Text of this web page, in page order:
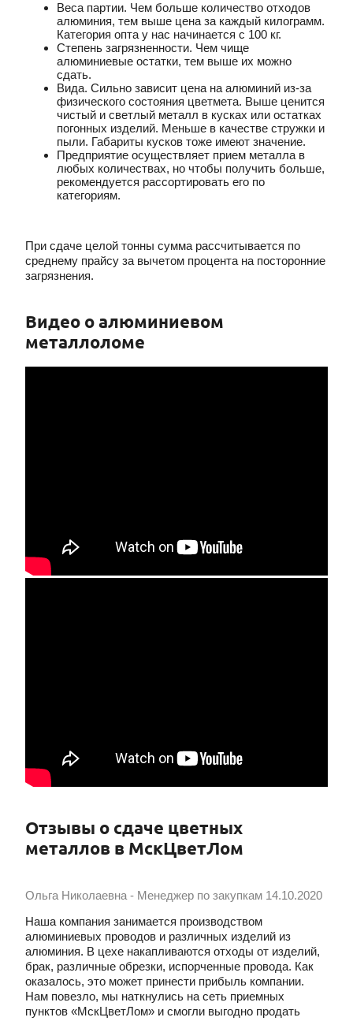
Веса партии. Чем больше количество отходов
алюминия, тем выше цена за каждый килограмм.
Категория опта у нас начинается с 100 кг.
Степень загрязненности. Чем чище
алюминиевые остатки, тем выше их можно
сдать.
Вида. Сильно зависит цена на алюминий из-за
физического состояния цветмета. Выше ценится
чистый и светлый металл в кусках или остатках
погонных изделий. Меньше в качестве стружки и
пыли. Габариты кусков тоже имеют значение.
Предприятие осуществляет прием металла в
любых количествах, но чтобы получить больше,
рекомендуется рассортировать его по
категориям.
При сдаче целой тонны сумма рассчитывается по
среднему прайсу за вычетом процента на посторонние
загрязнения.
Видео о алюминиевом
металлоломе
Отзывы о сдаче цветных
металлов в МскЦветЛом
Ольга Николаевна - Менеджер по закупкам 14.10.2020
Наша компания занимается производством
алюминиевых проводов и различных изделий из
алюминия. В цехе накапливаются отходы от изделий,
брак, различные обрезки, испорченные провода. Как
оказалось, это может принести прибыль компании.
Нам повезло, мы наткнулись на сеть приемных
пунктов «МскЦветЛом» и смогли выгодно продать